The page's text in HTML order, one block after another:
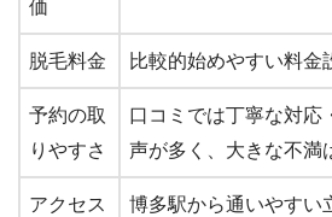
価
脱毛料金 比較的始めやすい料金
予約の取
りやすさ
口コミでは丁寧な対応
声が多く、大きな不満
アクセス 博多駅から通いやすい